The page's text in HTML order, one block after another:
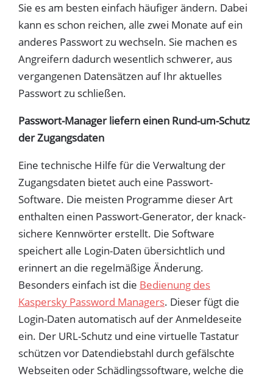
Sie es am besten einfach häufiger ändern. Dabei
kann es schon reichen, alle zwei Monate auf ein
anderes Passwort zu wechseln. Sie machen es
Angreifern dadurch wesentlich schwerer, aus
vergangenen Datensätzen auf Ihr aktuelles
Passwort zu schließen.
Passwort-Manager liefern einen Rund-um-Schutz
der Zugangsdaten
Eine technische Hilfe für die Verwaltung der
Zugangsdaten bietet auch eine Passwort-
Software. Die meisten Programme dieser Art
enthalten einen Passwort-Generator, der knack-
sichere Kennwörter erstellt. Die Software
speichert alle Login-Daten übersichtlich und
erinnert an die regelmäßige Änderung.
Besonders einfach ist die Bedienung des
Kaspersky Password Managers. Dieser fügt die
Login-Daten automatisch auf der Anmeldeseite
ein. Der URL-Schutz und eine virtuelle Tastatur
schützen vor Datendiebstahl durch gefälschte
Webseiten oder Schädlingssoftware, welche die